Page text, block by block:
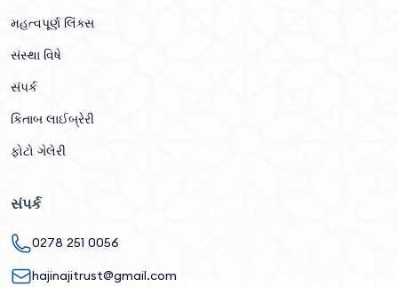
મહત્વપૂર્ણ લિંક્સ
સંસ્થા વિષે
સંપર્ક
કિતાબ લાઈબ્રેરી
ફોટો ગેલેરી
સંપર્ક
0278 251 0056
hajinajitrust@gmail.com